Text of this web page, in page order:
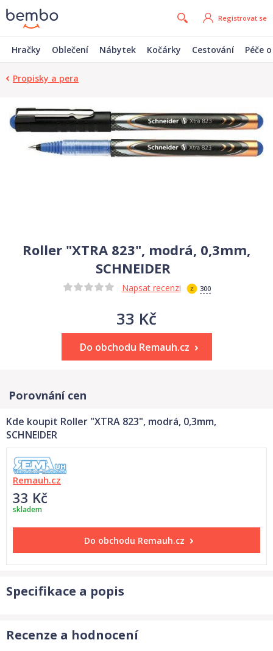
Registrovat se
Hračky Oblečení Nábytek Kočárky Cestování Péče
Propisky a pera
Roller "XTRA 823", modrá, 0,3mm,
SCHNEIDER
Napsat recenzi 300
33 Kč
Do obchodu Remauh.cz
Porovnání cen
Kde koupit Roller "XTRA 823", modrá, 0,3mm,
SCHNEIDER
Remauh.cz
33 Kč
skladem
Do obchodu Remauh.cz
Specifikace a popis
Recenze a hodnocení